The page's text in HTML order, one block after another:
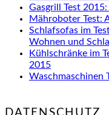
Gasgrill Test
Mähroboter Test:
Schlafsofas im
Wohnen und
Kühlschränke im
2015
Waschmaschinen